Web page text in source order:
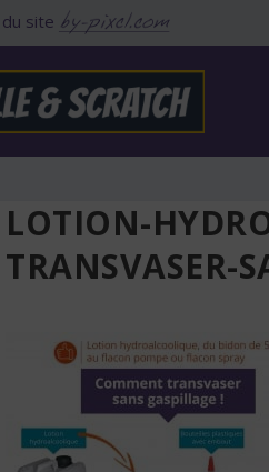
site
LOTION-
TRANSVASER-